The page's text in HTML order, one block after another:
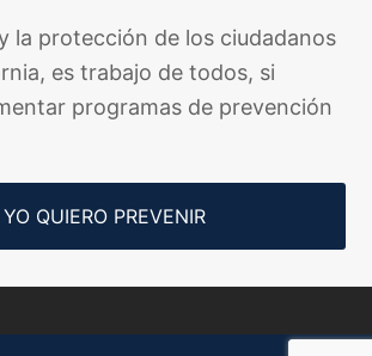
la protección de los ciudadanos
es trabajo de todos, si
programas de prevención
YO QUIERO PREVENIR